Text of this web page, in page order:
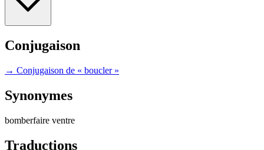
Conjugaison
→ Conjugaison de « boucler »
Synonymes
bomberfaire ventre
Traductions